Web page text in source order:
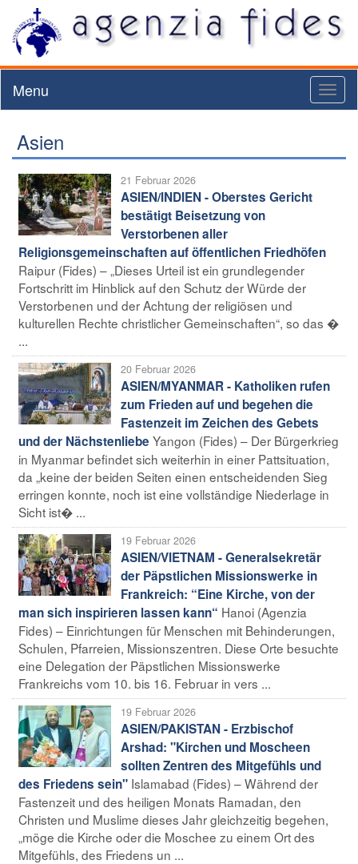
Menu
Asien
21 Februar 2026
ASIEN/INDIEN - Oberstes Gericht
bestätigt Beisetzung von
Verstorbenen aller
Religionsgemeinschaften auf öffentlichen Friedhöfen
Raipur (Fides) – „Dieses Urteil ist ein grundlegender
Fortschritt im Hinblick auf den Schutz der Würde der
Verstorbenen und der Achtung der religiösen und
kulturellen Rechte christlicher Gemeinschaften“, so das �
...
20 Februar 2026
ASIEN/MYANMAR - Katholiken rufen
zum Frieden auf und begehen die
Fastenzeit im Zeichen des Gebets
und der Nächstenliebe Yangon (Fides) – Der Bürgerkrieg
in Myanmar befindet sich weiterhin in einer Pattsituation,
da „keine der beiden Seiten einen entscheidenden Sieg
erringen konnte, noch ist eine vollständige Niederlage in
Sicht ist� ...
19 Februar 2026
ASIEN/VIETNAM - Generalsekretär
der Päpstlichen Missionswerke in
Frankreich: “Eine Kirche, von der
man sich inspirieren lassen kann“ Hanoi (Agenzia
Fides) – Einrichtungen für Menschen mit Behinderungen,
Schulen, Pfarreien, Missionszentren. Diese Orte besuchte
eine Delegation der Päpstlichen Missionswerke
Frankreichs vom 10. bis 16. Februar in vers ...
19 Februar 2026
ASIEN/PAKISTAN - Erzbischof
Arshad: "Kirchen und Moscheen
sollten Zentren des Mitgefühls und
des Friedens sein" Islamabad (Fides) – Während der
Fastenzeit und des heiligen Monats Ramadan, den
Christen und Muslime dieses Jahr gleichzeitig begehen,
„möge die Kirche oder die Moschee zu einem Ort des
Mitgefühls, des Friedens un ...